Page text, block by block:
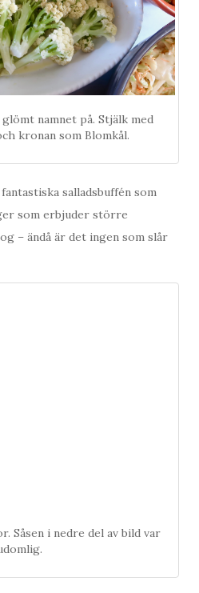
namnet på. Stjälk med
kronan som Blomkål.
salladsbuffén som
som erbjuder större
– ändå är det ingen som slår
Såsen i nedre del av bild var